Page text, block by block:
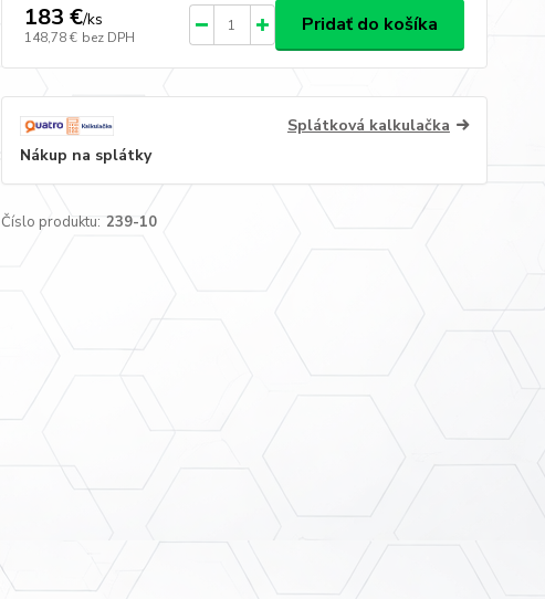
183 €/ks
148,78 € bez DPH
Pridať do košíka
Splátková kalkulačka
Nákup na splátky
Číslo produktu: 239-10